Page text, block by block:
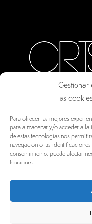
Gestionar
las cookies
Para ofrecer las mejores
para almacenar y/o acceder a
de estas tecnologías nos
navegación o las
consentimiento, puede afectar
funciones.
+34